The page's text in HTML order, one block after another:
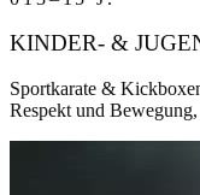
KINDER- &
Sportkarate &
Respekt und